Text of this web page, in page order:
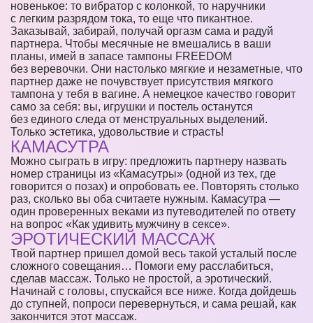
новенькое: то вибратор с колонкой, то наручники
с легким разрядом тока, то еще что пикантное.
Заказывай, забирай, получай оргазм сама и радуй
партнера. Чтобы месячные не вмешались в ваши
планы, имей в запасе тампоны FREEDOM
без веревочки. Они настолько мягкие и незаметные, что
партнер даже не почувствует присутствия мягкого
тампона у тебя в вагине. А немецкое качество говорит
само за себя: вы, игрушки и постель останутся
без единого следа от менструальных выделений.
Только эстетика, удовольствие и страсть!
КАМАСУТРА
Можно сыграть в игру: предложить партнеру назвать
номер страницы из «Камасутры» (одной из тех, где
говорится о позах) и опробовать ее. Повторять столько
раз, сколько вы оба считаете нужным. Камасутра —
один проверенных веками из путеводителей по ответу
на вопрос «Как удивить мужчину в сексе».
ЭРОТИЧЕСКИЙ МАССАЖ
Твой партнер пришел домой весь такой усталый после
сложного совещания… Помоги ему расслабиться,
сделав массаж. Только не простой, а эротический.
Начинай с головы, спускайся все ниже. Когда дойдешь
до ступней, попроси перевернуться, и сама решай, как
закончится этот массаж.